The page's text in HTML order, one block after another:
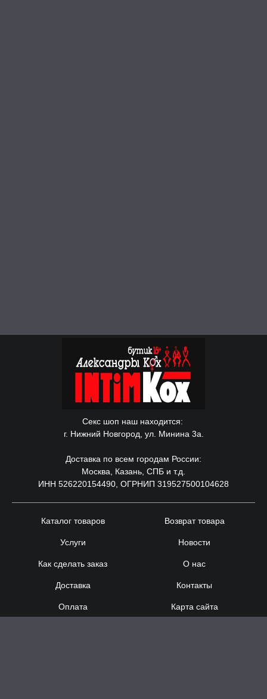
Секс шоп наш находится:
г. Нижний Новгород, ул. Минина 3а.
Доставка по всем городам России:
Москва, Казань, СПБ и т.д.
ИНН 526220154490, ОГРНИП 319527500104628
Каталог товаров
Услуги
Как сделать заказ
Доставка
Оплата
Возврат товара
Новости
О нас
Контакты
Карта сайта